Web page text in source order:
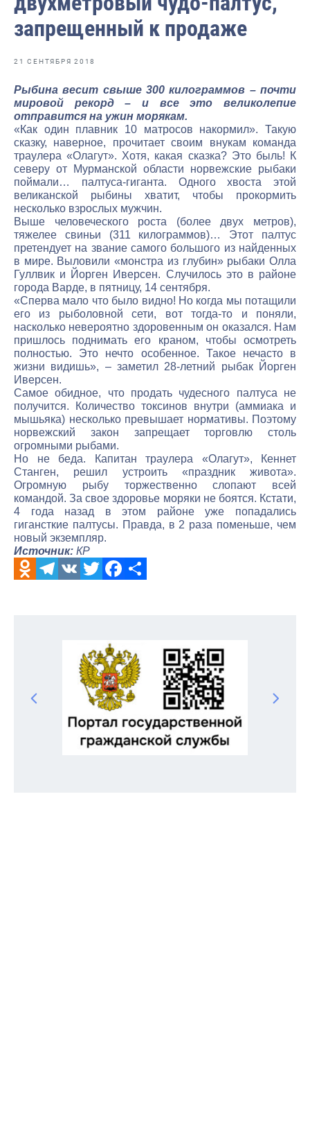
Отраслевые СМИ
Выставки и конференции
Научно-практическая литература
Рыбоохрана России
Отрасль в цифрах
Инфографика
Большая африканская экспедиция
Укрепление духовно-нравственных ценностей
События в России и мире
запрещенный к продаже
21 СЕНТЯБРЯ 2018
Рыбина весит свыше 300 килограммов – почти
мировой рекорд – и все это великолепие
отправится на ужин морякам.
«Как один плавник 10 матросов накормил». Такую
сказку, наверное, прочитает своим внукам команда
траулера «Олагут». Хотя, какая сказка? Это быль! К
северу от Мурманской области норвежские рыбаки
поймали… палтуса-гиганта. Одного хвоста этой
великанской рыбины хватит, чтобы прокормить
несколько взрослых мужчин.
Выше человеческого роста (более двух метров),
тяжелее свиньи (311 килограммов)… Этот палтус
претендует на звание самого большого из найденных
в мире. Выловили «монстра из глубин» рыбаки Олла
Гуллвик и Йорген Иверсен. Случилось это в районе
города Варде, в пятницу, 14 сентября.
«Сперва мало что было видно! Но когда мы потащили
его из рыболовной сети, вот тогда-то и поняли,
насколько невероятно здоровенным он оказался. Нам
пришлось поднимать его краном, чтобы осмотреть
полностью. Это нечто особенное. Такое нечасто в
жизни видишь», – заметил 28-летний рыбак Йорген
Иверсен.
Самое обидное, что продать чудесного палтуса не
получится. Количество токсинов внутри (аммиака и
мышьяка) несколько превышает нормативы. Поэтому
норвежский закон запрещает торговлю столь
огромными рыбами.
Но не беда. Капитан траулера «Олагут», Кеннет
Станген, решил устроить «праздник живота».
Огромную рыбу торжественно слопают всей
командой. За свое здоровье моряки не боятся. Кстати,
4 года назад в этом районе уже попадались
гигансткие палтусы. Правда, в 2 раза поменьше, чем
новый экземпляр.
Источник: КР